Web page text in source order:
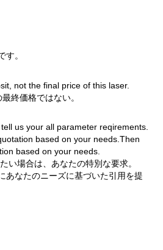
す。
not the final price of this laser.
終価格ではない。
us your all parameter reqirements.
based on your needs.Then
based on your needs.
い場合は、あなたの特別な要求。
あなたのニーズに基づいた引用を提